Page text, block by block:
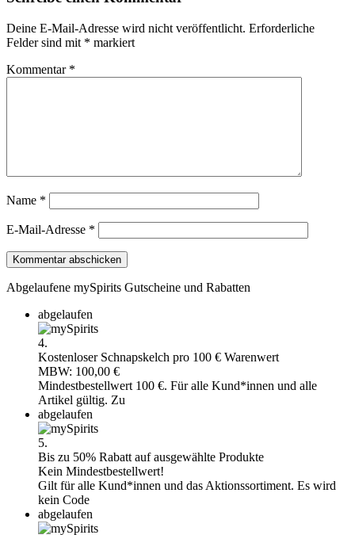
Deine E-Mail-Adresse wird nicht veröffentlicht. Erforderliche
Felder sind mit * markiert
Kommentar *
Name *
E-Mail-Adresse *
Abgelaufene mySpirits Gutscheine und Rabatten
abgelaufen
4.
Kostenloser Schnapskelch pro 100 € Warenwert
MBW: 100,00 €
Mindestbestellwert 100 €. Für alle Kund*innen und alle
Artikel gültig. Zu
abgelaufen
5.
Bis zu 50% Rabatt auf ausgewählte Produkte
Kein Mindestbestellwert!
Gilt für alle Kund*innen und das Aktionssortiment. Es wird
kein Code
abgelaufen